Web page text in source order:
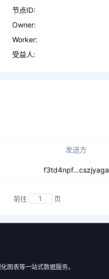
节点ID:
Owner:
Worker:
受益人:
发送方
f3td4npf...cszjyaga
前往 页
图表等一站式数据服务。